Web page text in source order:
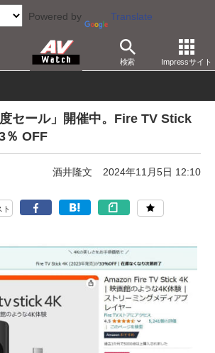
Powered by Translate
検索 Impressサイト
ップ セール
セール」開催中。Fire TV Stick
％ OFF
酒井隆文 2024年11月5日 12:10
ト